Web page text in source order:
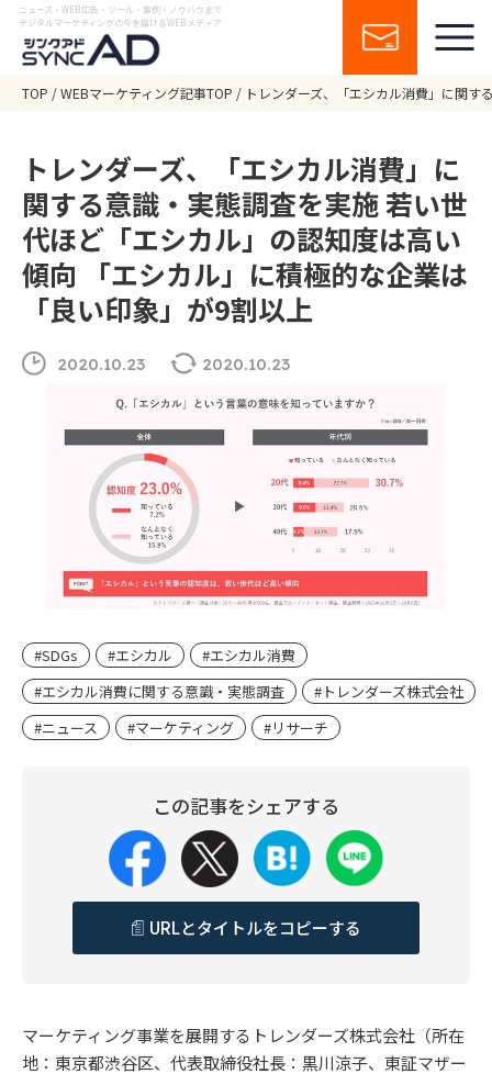
ニュース・WEB広告・ツール・事例・ノウハウまで
デジタルマーケティングの今を届けるWEBメディア
TOP WEBマーケティング記事TOP トレンダーズ、「エシカル消費」に関
トレンダーズ、「エシカル消費」に
関する意識・実態調査を実施 若い世
代ほど「エシカル」の認知度は高い
傾向 「エシカル」に積極的な企業は
「良い印象」が9割以上
2020.10.23 2020.10.23
#SDGs #エシカル
#エシカル消費
#エシカル消費に関する意識・実態調査
#トレンダーズ株式会社
#ニュース
#マーケティング #リサーチ
この記事をシェアする
URLとタイトルをコピーする
マーケティング事業を展開するトレンダーズ株式会社（所在
地：東京都渋谷区、代表取締役社長：黒川涼子、東証マザー